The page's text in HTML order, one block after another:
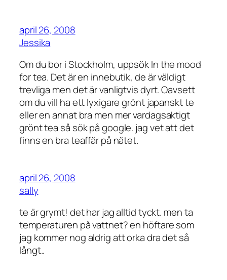
april 26, 2008
Jessika
Om du bor i Stockholm, uppsök In the mood
for tea. Det är en innebutik, de är väldigt
trevliga men det är vanligtvis dyrt. Oavsett
om du vill ha ett lyxigare grönt japanskt te
eller en annat bra men mer vardagsaktigt
grönt tea så sök på google. jag vet att det
finns en bra teaffär på nätet.
april 26, 2008
sally
te är grymt! det har jag alltid tyckt. men ta
temperaturen på vattnet? en höftare som
jag kommer nog aldrig att orka dra det så
långt..